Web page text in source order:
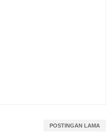
POSTINGAN LAMA